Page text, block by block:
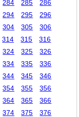
284 285
286
294 295
296
304 305
306
314 315
316
324 325
326
334 335
336
344 345
346
354 355
356
364 365
366
374 375
376